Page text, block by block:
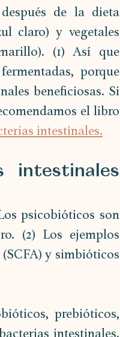
de la dieta
claro) y vegetales
(1) Así que
porque
beneficiosas. Si
el libro
intestinales.
intestinales
psicobióticos son
(2) Los ejemplos
y simbióticos
prebióticos,
intestinales.